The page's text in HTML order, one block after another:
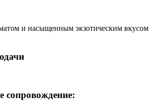
и насыщенным экзотическим вкусом
сопровождение: